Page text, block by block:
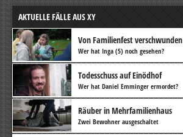
AKTUELLE FÄLLE AUS XY
Von Familienfest verschwunden
Wer hat Inga (5) noch gesehen?
Todesschuss auf Einödhof
Wer hat Daniel Emminger ermordet?
Räuber in Mehrfamilienhaus
Zwei Bewohner ausgeschaltet